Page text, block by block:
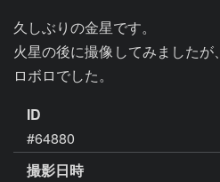
久しぶりの金星です。
火星の後に撮像してみました
ロボロでした。
ID
#64880
撮影日時